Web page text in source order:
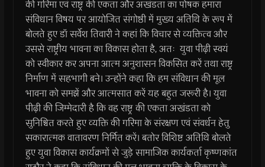
की गरिमा एवं राष्ट्र की एकता और अखंडता का पोषक हमारा
संविधान विषय पर आयोजित संगोष्ठी में मुख्य अतिथि के रूप में
बोलते हुए डॉ सर्वेश तिवारी ने कहां कि विचार से व्यक्तित्व और
उससे राष्ट्रीय भावना का विकास होता है, अतः युवा पीढ़ी स्वयं
को स्वीकार कर अपना आत्म अनुशासन विकसित करें तथा राष्ट्र
निर्माण में सहभागी बने। उन्होंने कहा कि हम संविधान की मूल
भावना को समझें और आत्मसात करें यह बहुत जरूरी है। युवा
पीढ़ी की जिम्मेदारी है कि वह राष्ट्र की एकता अखंडता को
सुनिश्चित करते हुए व्यक्ति की गरिमा के संरक्षण एवं संवर्धन हेतु
सकारात्मक वातावरण निर्मित करें। बतोर विशिष्ट अतिथि बोलते
हुए युवा विकास कार्यक्रमों से जुड़े सामाजिक कार्यकर्ता कृष्णकांत